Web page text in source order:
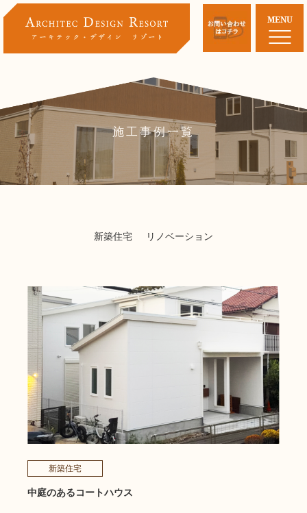
MENU
施工事例一覧
新築住宅 リノベーション
新築住宅
中庭のあるコートハウス